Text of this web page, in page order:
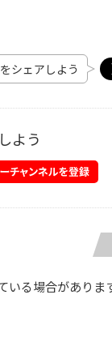
シェアしよう
よう
いる場合がありま